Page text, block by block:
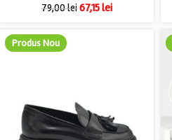
79,00lei67,15lei
Produs Nou